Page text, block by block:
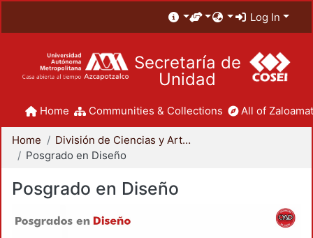
Log In
Secretaría de
Unidad
Home Communities & Collections All of
Home
División de Ciencias y Artes para el Diseño
Posgrado en Diseño
Posgrado en Diseño